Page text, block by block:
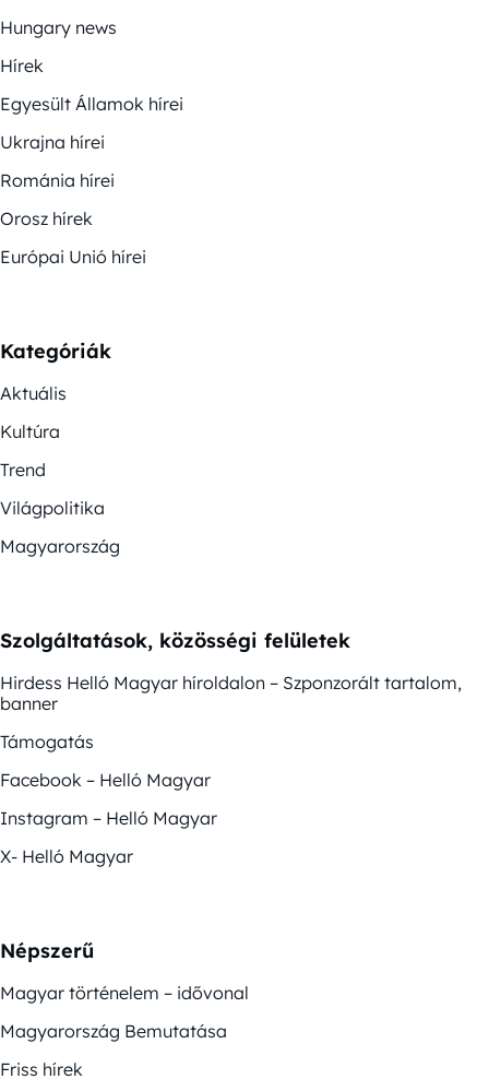
Hungary news
Hírek
Egyesült Államok hírei
Ukrajna hírei
Románia hírei
Orosz hírek
Európai Unió hírei
Kategóriák
Aktuális
Kultúra
Trend
Világpolitika
Magyarország
Szolgáltatások, közösségi felületek
Hirdess Helló Magyar híroldalon – Szponzorált tartalom,
banner
Támogatás
Facebook – Helló Magyar
Instagram – Helló Magyar
X- Helló Magyar
Népszerű
Magyar történelem – idővonal
Magyarország Bemutatása
Friss hírek